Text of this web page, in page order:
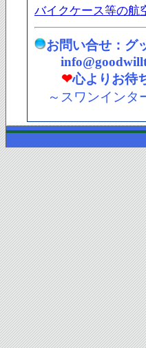
バイクケース等の航
お問い合せ：グ
❤心よりお待
～スワンインタ